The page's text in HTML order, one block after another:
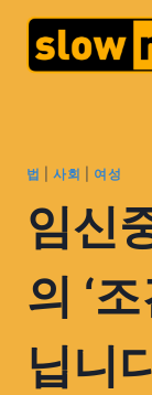
법 |사회 여성
임신
의 ‘
닙니